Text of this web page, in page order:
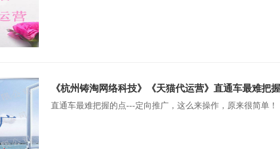
《杭州铸淘网络科技》《天猫代运营》直通车最难把
直通车最难把握的点---定向推广，这么来操作，原来很简单！